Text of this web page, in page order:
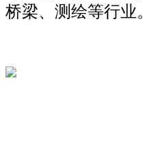
桥梁、测绘等行业。